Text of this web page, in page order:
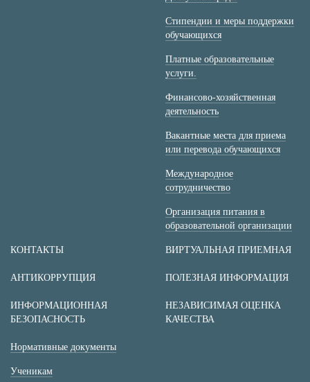
Стипендии и меры поддержки
обучающихся
Платные образовательные
услуги.
Финансово-хозяйственная
деятельность
Вакантные места для приема
или перевода обучающихся
Международное
сотрудничество
Организация питания в
образовательной организации
КОНТАКТЫ ВИРТУАЛЬНАЯ ПРИЕМНАЯ
АНТИКОРРУПЦИЯ ПОЛЕЗНАЯ ИНФОРМАЦИЯ
ИНФОРМАЦИОННАЯ
БЕЗОПАСНОСТЬ
Нормативные документы
Ученикам
НЕЗАВИСИМАЯ ОЦЕНКА
КАЧЕСТВА